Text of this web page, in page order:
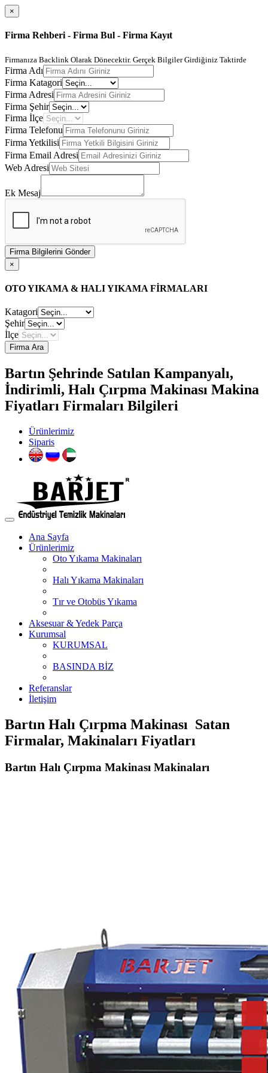
×
Firma Rehberi - Firma Bul - Firma Kayıt
Firmanıza Backlink Olarak Dönecektir. Gerçek Bilgiler Girdiğiniz Taktirde
Firma Adı
Firma Katagori
Firma Adresi
Firma Şehir
Firma İlçe
Firma Telefonu
Firma Yetkilisi
Firma Email Adresi
Web Adresi
Ek Mesaj
Firma Bilgilerini Gönder
×
OTO YIKAMA & HALI YIKAMA FİRMALARI
Katagori
Şehir
İlçe
Firma Ara
Bartın Şehrinde Satılan Kampanyalı,
İndirimli, Halı Çırpma Makinası Makina
Fiyatları Firmaları Bilgileri
Ürünlerimiz
Siparis
Ana Sayfa
Ürünlerimiz
Oto Yıkama Makinaları
Halı Yıkama Makinaları
Tır ve Otobüs Yıkama
Aksesuar & Yedek Parça
Kurumsal
KURUMSAL
BASINDA BİZ
Referanslar
İletişim
Bartın Halı Çırpma Makinası Satan
Firmalar, Makinaları Fiyatları
Bartın Halı Çırpma Makinası Makinaları